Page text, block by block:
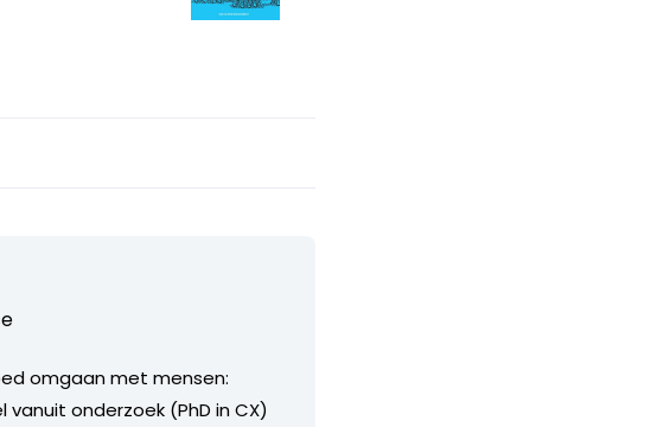
omgaan met mensen:
onderzoek (PhD in CX)